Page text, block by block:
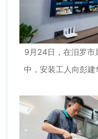
9月24日，在汨罗市
中，安装工人向彭